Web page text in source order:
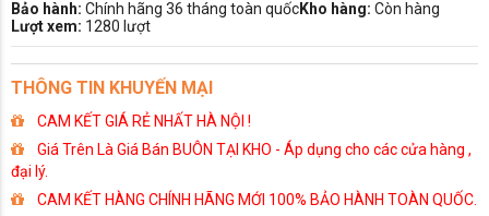
Bảo hành: Chính hãng 36 tháng toàn quốcKho hàng: Còn hàng
Lượt xem: 1280 lượt
THÔNG TIN KHUYẾN MẠI
CAM KẾT GIÁ RẺ NHẤT HÀ NỘI !
Giá Trên Là Giá Bán BUÔN TẠI KHO - Áp dụng cho các cửa hàng ,
đại lý.
CAM KẾT HÀNG CHÍNH HÃNG MỚI 100% BẢO HÀNH TOÀN QUỐC.